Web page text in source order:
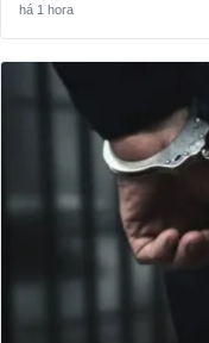
há 1 hora